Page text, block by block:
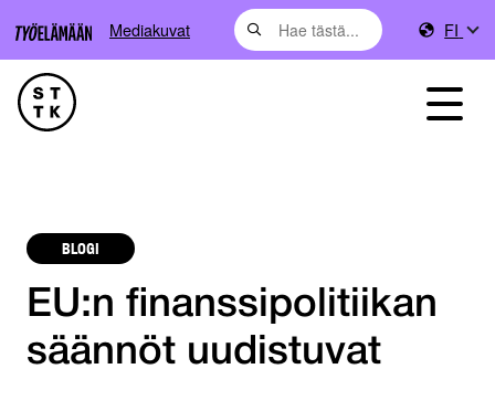
Mediakuvat FI
BLOGI
EU:n finanssipolitiikan
säännöt uudistuvat